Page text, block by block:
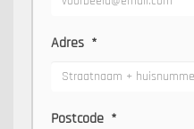
Adres *
Postcode *